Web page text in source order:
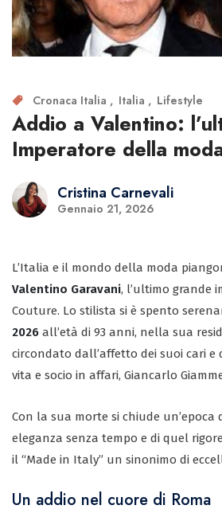
Cronaca Italia Italia Lifestyle
Addio a Valentino:
Imperatore della
Cristina Carnevali
Gennaio 21, 2026
L’Italia e il mondo della moda
Valentino Garavani, l’ultimo grande
Couture. Lo stilista si è spento
2026 all’età di 93 anni, nella sua
circondato dall’affetto dei suoi cari e
vita e socio in affari, Giancarlo
Con la sua morte si chiude
eleganza senza tempo e di quel
il “Made in Italy” un sinonimo di
Un addio nel cuore di Roma